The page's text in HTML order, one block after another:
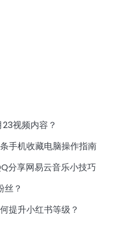
视频内容？
手机收藏电脑操作指南
分享网易云音乐小技巧
丝？
提升小红书等级？